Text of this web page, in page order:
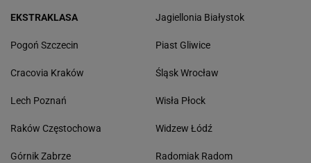
EKSTRAKLASA
Pogoń Szczecin
Cracovia Kraków
Lech Poznań
Raków Częstochowa
Górnik Zabrze
Jagiellonia Białystok
Piast Gliwice
Śląsk Wrocław
Wisła Płock
Widzew Łódź
Radomiak Radom